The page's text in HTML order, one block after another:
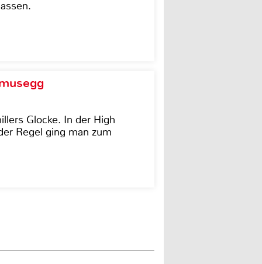
Glocke. In der High
Regel ging man zum